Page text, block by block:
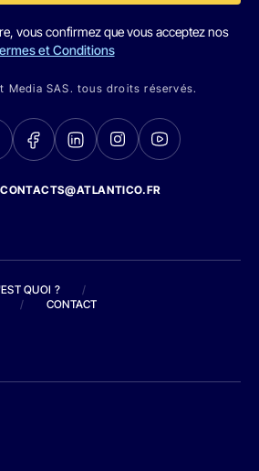
vous confirmez que vous acceptez nos
et Conditions
Media SAS. tous droits réservés.
QUOI ?
/
/ CONTACT